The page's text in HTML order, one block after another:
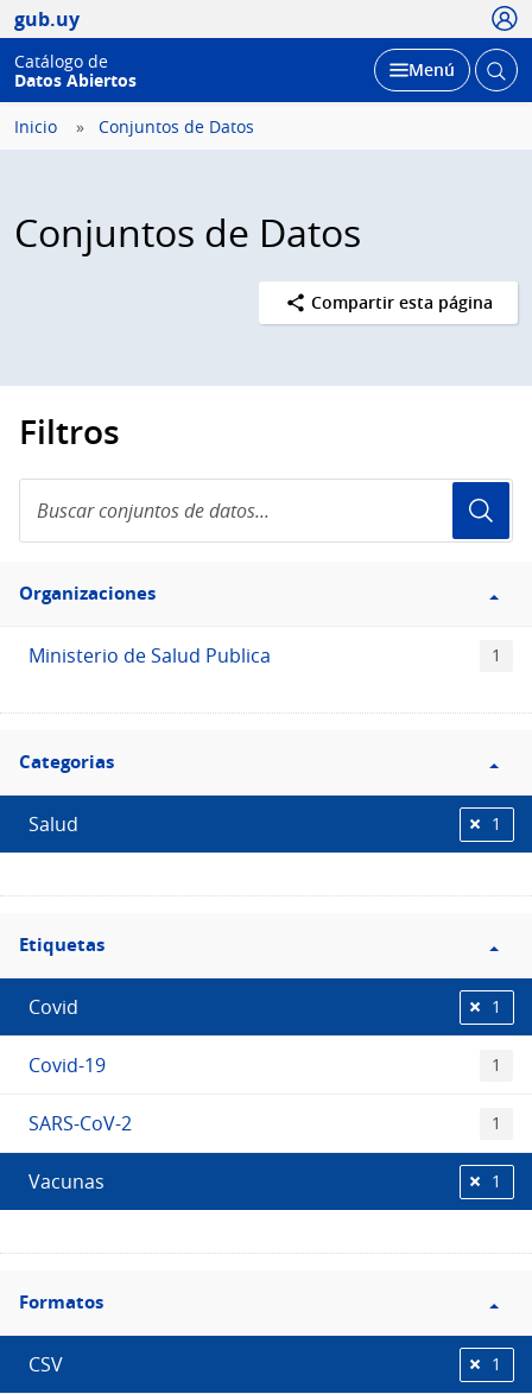
gub.uy
Catálogo de
Datos Abiertos
Desplegar
Menú Abrir
Inicio Conjuntos de Datos
Conjuntos de Datos
Compartir esta página
Filtros
conjuntos
de
Filtro
Organizaciones
Organizaciones
Ministerio de Salud Publica 1
Filtro
Categorias
Categorias
Salud 1
Filtro
Etiquetas
Etiquetas
Covid 1
Covid-19 1
SARS-CoV-2 1
Vacunas 1
Filtro
Formatos
Formatos
CSV 1